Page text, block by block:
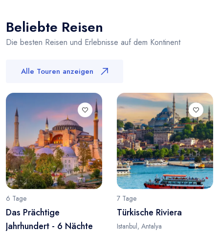
Beliebte Reisen
Die besten Reisen und Erlebnisse auf dem Kontinent
Alle Touren anzeigen
6 Tage
Das Prächtige
Jahrhundert - 6 Nächte
7 Tage
Türkische Riviera
Istanbul, Antalya